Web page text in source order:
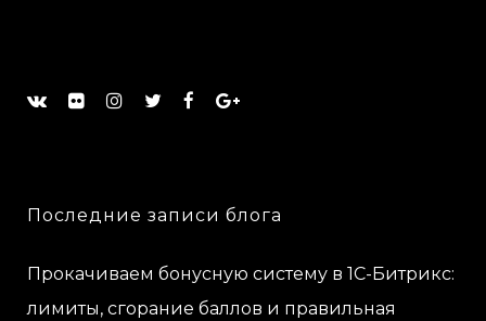
Последние записи блога
Прокачиваем бонусную систему в 1С-Битрикс:
лимиты, сгорание баллов и правильная